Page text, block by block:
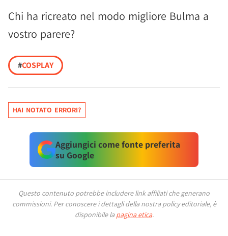
Chi ha ricreato nel modo migliore Bulma a
vostro parere?
#COSPLAY
HAI NOTATO ERRORI?
Aggiungici come fonte preferita
su Google
Questo contenuto potrebbe includere link affiliati che generano
commissioni. Per conoscere i dettagli della nostra policy editoriale, è
disponibile la pagina etica.